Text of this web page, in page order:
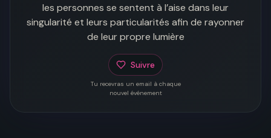
les personnes se sentent à l’aise dans leur
singularité et leurs particularités afin de rayonner
de leur propre lumière
Suivre
Tu recevras un email à chaque
nouvel événement